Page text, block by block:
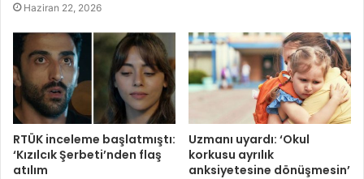
Haziran 22, 2026
RTÜK inceleme başlatmıştı:
‘Kızılcık Şerbeti’nden flaş
atılım
Uzmanı uyardı: ‘Okul
korkusu ayrılık
anksiyetesine dönüşmesin’